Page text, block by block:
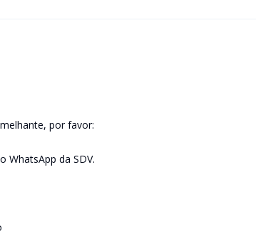
por favor:
WhatsApp da SDV.